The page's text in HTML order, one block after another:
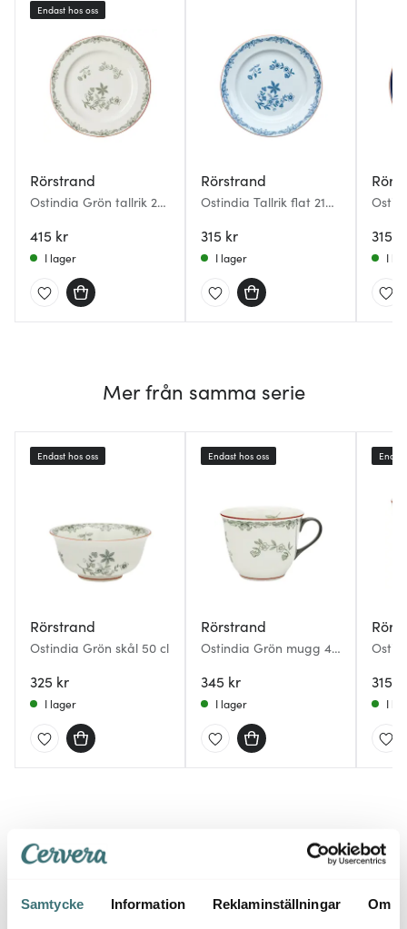
Samtycke Information Reklaminställningar Om
Rörstrand
Ostindia Grön tallrik 27
415 kr
Endast hos oss
I lager
Rörstrand
Ostindia Tallrik flat 21
315 kr
I lager
315
I
Mer från samma serie
Rörstrand
Ostindia Grön skål 50 cl
325 kr
Endast hos oss
I lager
Rörstrand
Ostindia Grön mugg 40
345 kr
Endast hos oss
I lager
315
I